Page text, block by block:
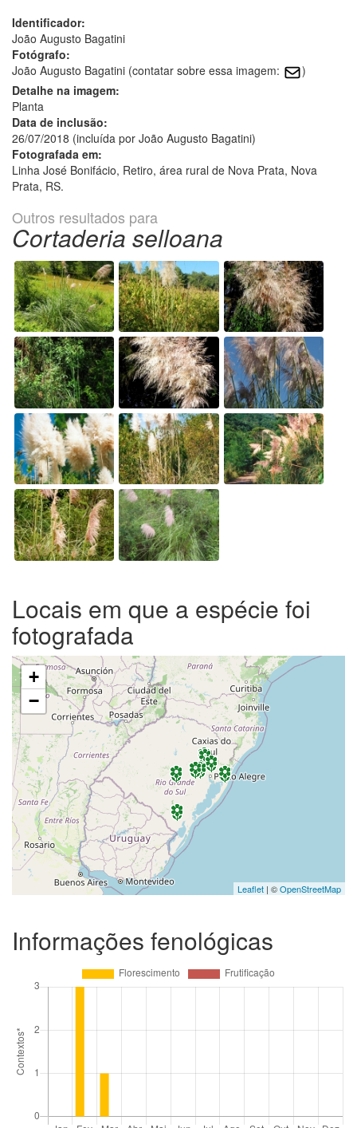
Identificador:
João Augusto Bagatini
Fotógrafo:
João Augusto Bagatini (contatar sobre essa imagem:
)
Detalhe na imagem:
Planta
Data de inclusão:
26/07/2018 (incluída por João Augusto Bagatini)
Fotografada em:
Linha José Bonifácio, Retiro, área rural de Nova Prata, Nova
Prata, RS.
Outros resultados para
Cortaderia selloana
Locais em que a espécie foi
fotografada
+
−
Leaflet | ©OpenStreetMap
Informações fenológicas